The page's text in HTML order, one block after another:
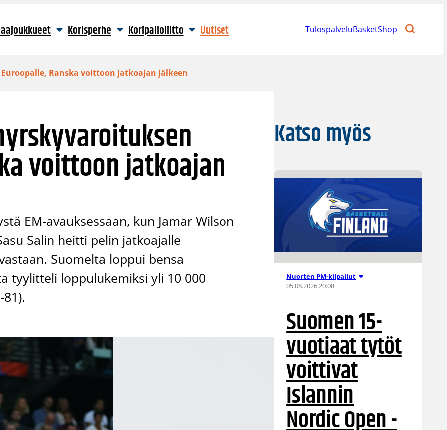
Korisperhe Koripalloliitto Uutiset TulospalveluBasketShop
Ranska voittoon jatkoajan jälkeen
voittoon jatkoajan
EM-avauksessaan, kun Jamar Wilson
Salin heitti pelin jatkoajalle
Suomelta loppui bensa
tyylitteli loppulukemiksi yli 10 000
Katso myös
Nuorten PM-kilpailut
05.08.2026 20:08
Suomen 15-
vuotiaat tytöt
voittivat
Islannin
Nordic Open -